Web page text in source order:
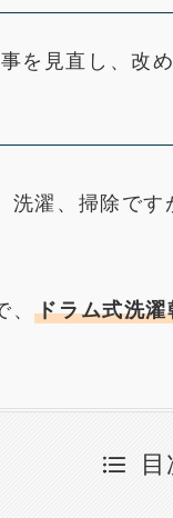
を見直し、改
洗濯、掃除で
、ドラム式洗
目